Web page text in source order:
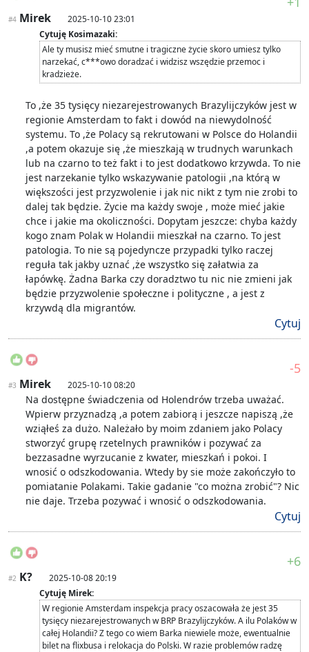
#4 Mirek
2025-10-10 23:01
Cytuję Kosimazaki:
Ale ty musisz mieć smutne i tragiczne życie skoro umiesz tylko
narzekać, c***owo doradzać i widzisz wszędzie przemoc i
kradzieże.
To ,że 35 tysięcy niezarejestrowanych Brazylijczyków jest w
regionie Amsterdam to fakt i dowód na niewydolność
systemu. To ,że Polacy są rekrutowani w Polsce do Holandii
,a potem okazuje się ,że mieszkają w trudnych warunkach
lub na czarno to też fakt i to jest dodatkowo krzywda. To nie
jest narzekanie tylko wskazywanie patologii ,na którą w
większości jest przyzwolenie i jak nic nikt z tym nie zrobi to
dalej tak będzie. Życie ma każdy swoje , może mieć jakie
chce i jakie ma okoliczności. Dopytam jeszcze: chyba każdy
kogo znam Polak w Holandii mieszkał na czarno. To jest
patologia. To nie są pojedyncze przypadki tylko raczej
reguła tak jakby uznać ,że wszystko się załatwia za
łapówkę. Żadna Barka czy doradztwo tu nic nie zmieni jak
będzie przyzwolenie społeczne i polityczne , a jest z
krzywdą dla migrantów.
Cytuj
-5
#3 Mirek 2025-10-10 08:20
Na dostępne świadczenia od Holendrów trzeba uważać.
Wpierw przyznadzą ,a potem zabiorą i jeszcze napiszą ,że
wziąłeś za dużo. Należało by moim zdaniem jako Polacy
stworzyć grupę rzetelnych prawników i pozywać za
bezzasadne wyrzucanie z kwater, mieszkań i pokoi. I
wnosić o odszkodowania. Wtedy by sie może zakończyło to
pomiatanie Polakami. Takie gadanie "co można zrobić"? Nic
nie daje. Trzeba pozywać i wnosić o odszkodowania.
Cytuj
+6
#2 K?
2025-10-08 20:19
Cytuję Mirek:
W regionie Amsterdam inspekcja pracy oszacowała że jest 35
tysięcy niezarejestrowanych w BRP Brazylijczyków. A ilu Polaków w
całej Holandii? Z tego co wiem Barka niewiele może, ewentualnie
bilet na flixbusa i relokacja do Polski. W razie problemów radzę